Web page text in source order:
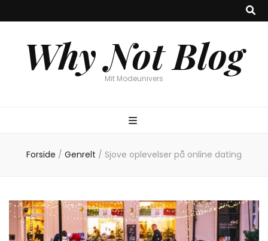
Why Not Blog
Mit Modeunivers
Forside / Genrelt / Sjove oplevelser på online dating